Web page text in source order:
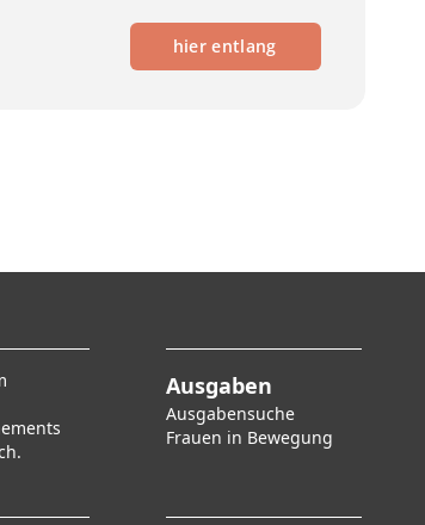
hier entlang
Ausgaben
Ausgabensuche
Frauen in Bewegung